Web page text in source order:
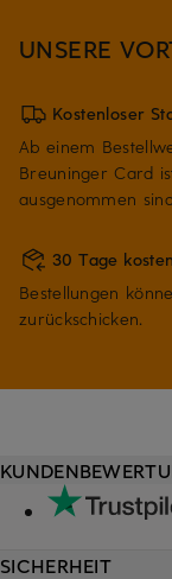
UNSERE
Kostenloser
Ab einem
Breuninger Card
ausgenommen
30 Tage
Bestellungen
zurückschicken.
SICHERHEIT